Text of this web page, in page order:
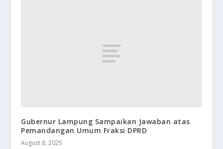
Gubernur Lampung Sampaikan Jawaban atas
Pemandangan Umum Fraksi DPRD
August 8, 2025